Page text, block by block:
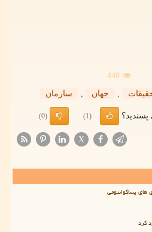
440
, جهان , سازمان
(1)
(0)
X
های پساکوانتومی